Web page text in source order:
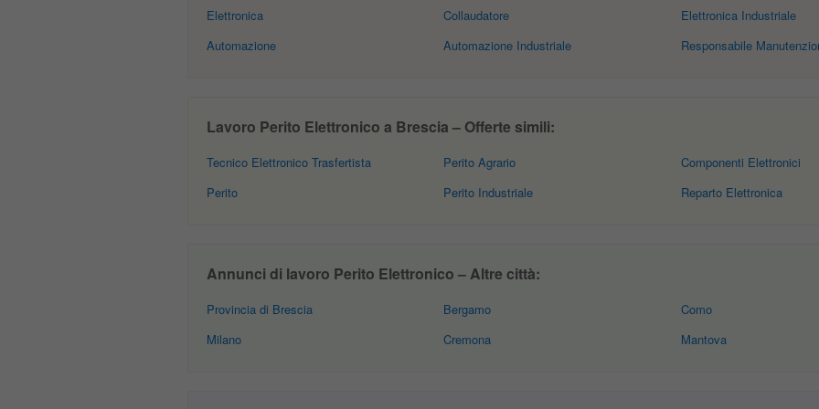
Elettronica
Automazione
Collaudatore
Automazione Industriale
Elettronica Industriale
Responsabile
Lavoro Perito Elettronico a Brescia – Offerte simili:
Tecnico Elettronico Trasfertista
Perito
Perito Agrario
Perito Industriale
Componenti Elettronici
Reparto Elettronica
Annunci di lavoro Perito Elettronico – Altre città:
Provincia di Brescia
Milano
Bergamo
Cremona
Como
Mantova